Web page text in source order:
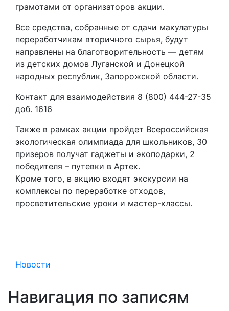
грамотами от организаторов акции.
Все средства, собранные от сдачи макулатуры
переработчикам вторичного сырья, будут
направлены на благотворительность — детям
из детских домов Луганской и Донецкой
народных республик, Запорожской области.
Контакт для взаимодействия 8 (800) 444-27-35
доб. 1616
Также в рамках акции пройдет Всероссийская
экологическая олимпиада для школьников, 30
призеров получат гаджеты и экоподарки, 2
победителя – путевки в Артек.
Кроме того, в акцию входят экскурсии на
комплексы по переработке отходов,
просветительские уроки и мастер-классы.
Новости
Навигация по записям